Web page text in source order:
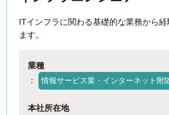
ITインフラに関わる基礎的な業務から
ます。
業種
：
情報サービス業・インターネット附
本社所在地